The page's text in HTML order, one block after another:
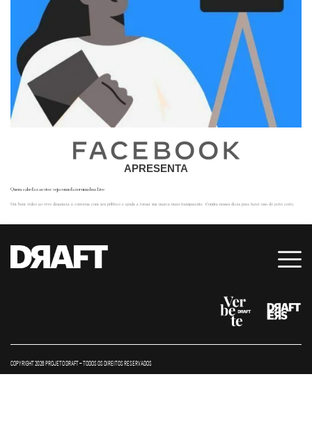
APRESENTA
Quem sabe faz ao vivo: veja como fazer uma boa Live
Um bom vídeo ao vivo dinamiza a conversa com seu público e ajuda a tornar sua marca mais transparente. Confira nossas dicas para fazer isso do jeito certo.
COPYRIGHT 2026 PROJETO DRAFT – TODOS OS DIREITOS RESERVADOS